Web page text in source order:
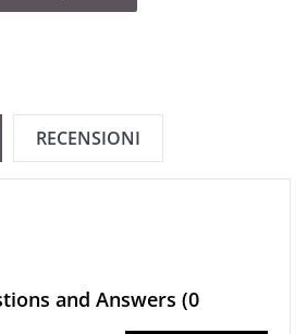
RECENSIONI
and Answers (0